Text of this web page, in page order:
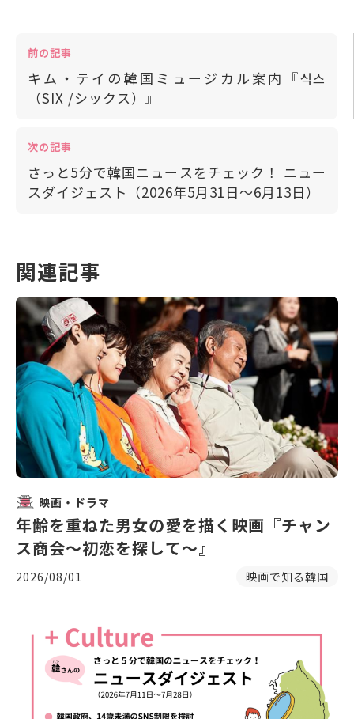
前の記事
キム・テイの韓国ミュージカル案内『식스
（SIX /シックス）』
次の記事
さっと5分で韓国ニュースをチェック！ ニュー
スダイジェスト（2026年5月31日～6月13日）
関連記事
映画・ドラマ
年齢を重ねた男女の愛を描く映画『チャン
ス商会〜初恋を探して〜』
2026/08/01 映画で知る韓国